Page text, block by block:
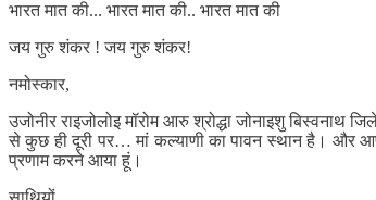
भारत मात की... भारत मात की.. भारत मात की
जय गुरु शंकर ! जय गुरु शंकर!
नमोस्कार,
उजोनीर राइजोलोइ मॉरोम आरु श्रोद्धा जोनाइशु
से कुछ ही दूरी पर… मां कल्याणी का पावन स्थान है। और
प्रणाम करने आया हूं।